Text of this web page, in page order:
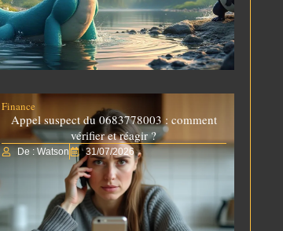
Finance
Appel suspect du 0683778003 : comment
vérifier et réagir ?
De : Watson 31/07/2026